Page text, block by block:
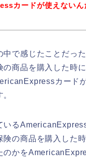
カードが使えないん
中で感じたことだっ
の商品を購入した時
カード
いる
険の商品を購入した
のかを